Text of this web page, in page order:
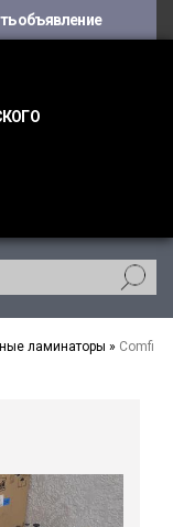
объявление
ламинаторы » Comfi